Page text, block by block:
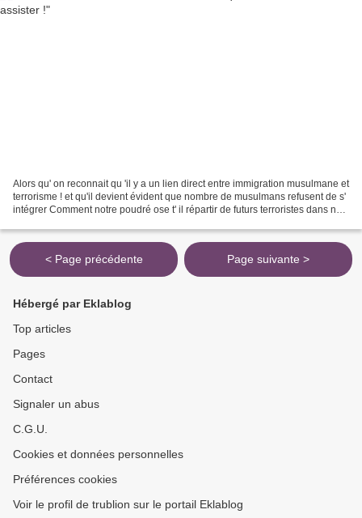
Alors qu' on reconnait qu 'il y a un lien direct entre immigration musulmane et
terrorisme ! et qu'il devient évident que nombre de musulmans refusent de s'
intégrer Comment notre poudré ose t' il répartir de futurs terroristes dans nos
< Page précédente Page suivante >
Hébergé par Eklablog
Top articles
Pages
Contact
Signaler un abus
C.G.U.
Cookies et données personnelles
Préférences cookies
Voir le profil de trublion sur le portail Eklablog